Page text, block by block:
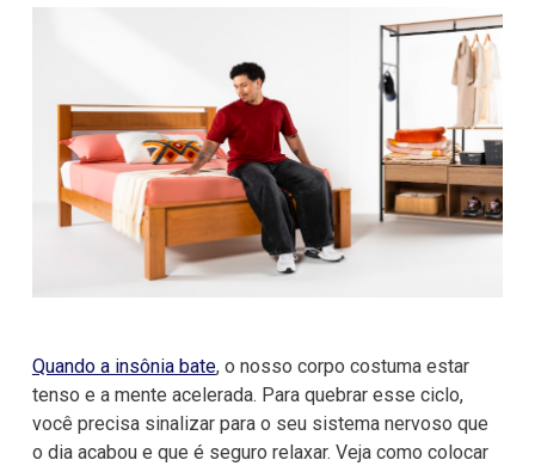
Quando a insônia bate, o nosso corpo costuma estar
tenso e a mente acelerada. Para quebrar esse ciclo,
você precisa sinalizar para o seu sistema nervoso que
o dia acabou e que é seguro relaxar. Veja como colocar